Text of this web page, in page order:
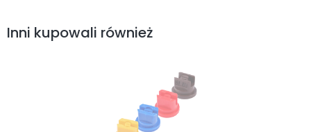
Inni kupowali również